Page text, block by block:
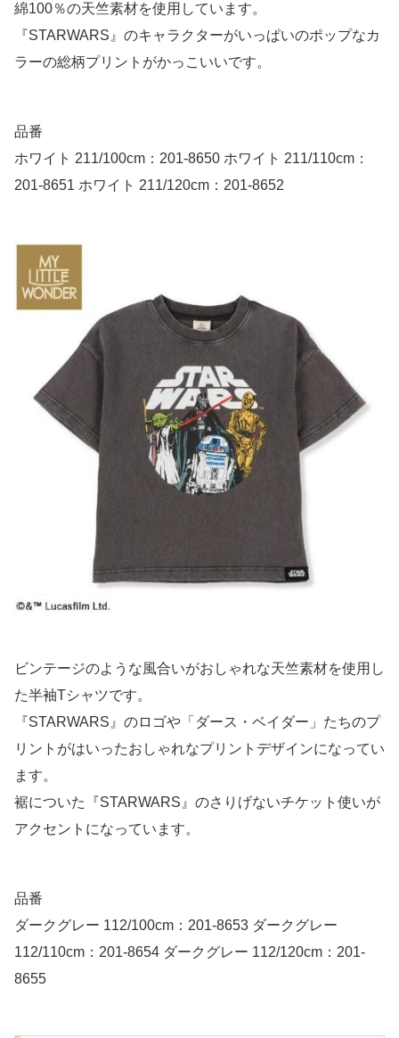
綿100％の天竺素材を使用しています。
『STARWARS』のキャラクターがいっぱいのポップなカ
ラーの総柄プリントがかっこいいです。
品番
ホワイト 211/100cm：201-8650 ホワイト 211/110cm：
201-8651 ホワイト 211/120cm：201-8652
ビンテージのような風合いがおしゃれな天竺素材を使用し
た半袖Tシャツです。
『STARWARS』のロゴや「ダース・ベイダー」たちのプ
リントがはいったおしゃれなプリントデザインになってい
ます。
裾についた『STARWARS』のさりげないチケット使いが
アクセントになっています。
品番
ダークグレー 112/100cm：201-8653 ダークグレー
112/110cm：201-8654 ダークグレー 112/120cm：201-
8655